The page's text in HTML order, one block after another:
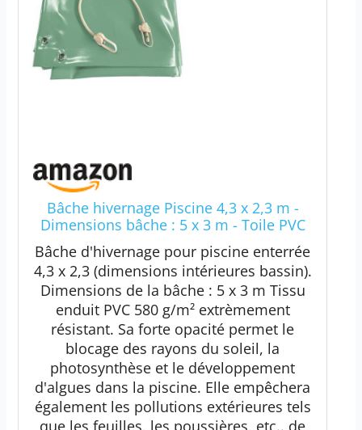
Bâche hivernage Piscine 4,3 x 2,3 m -
Dimensions bâche : 5 x 3 m - Toile PVC
580 g/m² Vert Amande - Couverture
Hiver
Bâche d'hivernage pour piscine enterrée
4,3 x 2,3 (dimensions intérieures bassin).
Dimensions de la bâche : 5 x 3 m Tissu
enduit PVC 580 g/m² extrèmement
résistant. Sa forte opacité permet le
blocage des rayons du soleil, la
photosynthèse et le développement
d'algues dans la piscine. Elle empêchera
également les pollutions extérieures tels
que les feuilles, les poussières, etc.. de